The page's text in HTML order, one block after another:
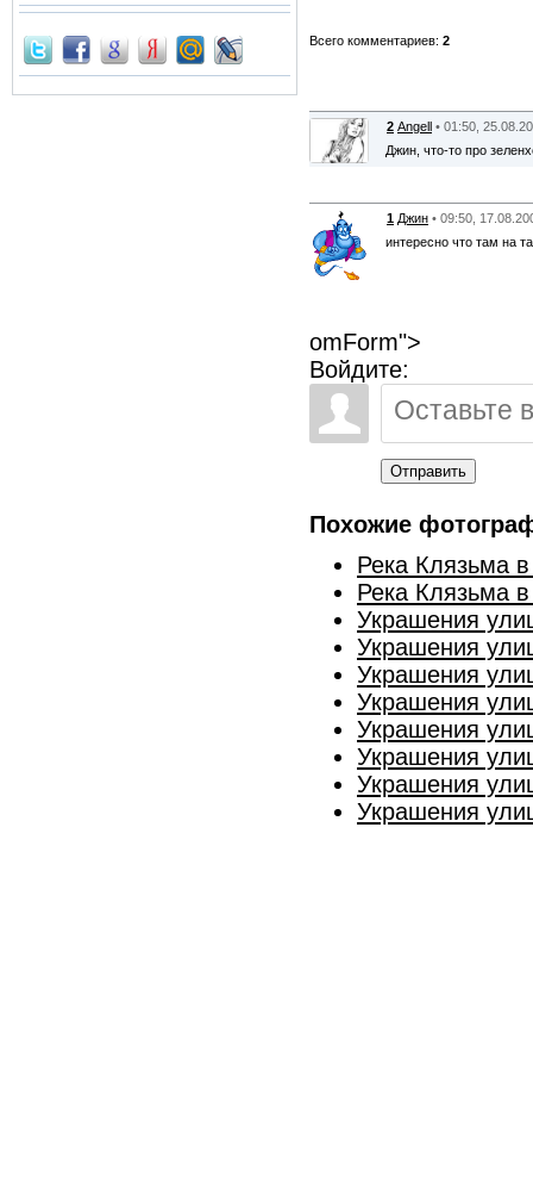
Всего комментариев: 2
2 Angell • 01:50,
Джин, что-то про
1 Джин • 09:50,
интересно что там на
omForm">
Войдите:
Отправить
Похожие
Река Клязьма
Река Клязьма
Украшения
Украшения
Украшения
Украшения
Украшения
Украшения
Украшения
Украшения